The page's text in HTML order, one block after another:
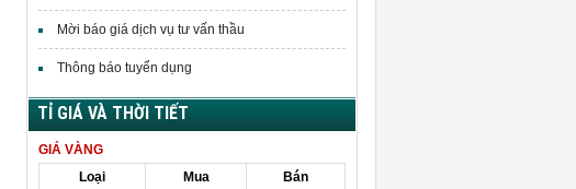
Mời báo giá dịch vụ tư vấn thầu
Thông báo tuyển dụng
TỈ GIÁ VÀ THỜI TIẾT
GIÁ VÀNG
Loại
Mua
Bán